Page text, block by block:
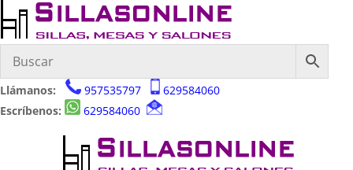
Llámanos: 957535797
629584060
Escríbenos:
629584060